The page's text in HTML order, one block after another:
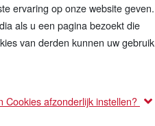
ervaring op onze website geven.
als u een pagina bezoekt die
van derden kunnen uw gebruik
Cookies afzonderlijk instellen?